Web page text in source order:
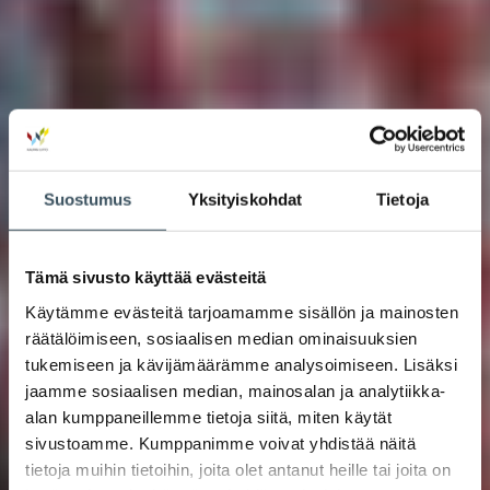
Suostumus Yksityiskohdat Tietoja
Tämä sivusto käyttää evästeitä
Käytämme evästeitä tarjoamamme sisällön ja mainosten
räätälöimiseen, sosiaalisen median ominaisuuksien
tukemiseen ja kävijämäärämme analysoimiseen. Lisäksi
jaamme sosiaalisen median, mainosalan ja analytiikka-
alan kumppaneillemme tietoja siitä, miten käytät
sivustoamme. Kumppanimme voivat yhdistää näitä
tietoja muihin tietoihin, joita olet antanut heille tai joita on